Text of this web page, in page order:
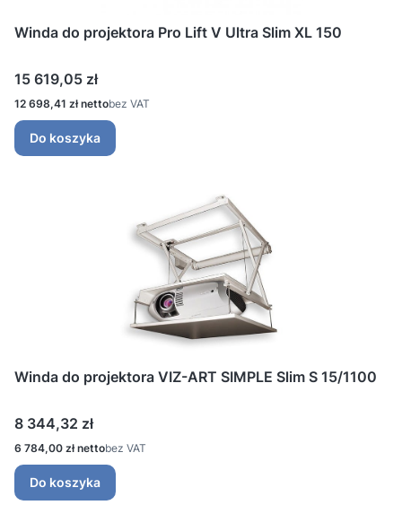
Winda do projektora Pro Lift V Ultra Slim XL 150
Cena
15 619,05 zł
Cena
12 698,41 zł bez VAT
Do koszyka
Winda do projektora VIZ-ART SIMPLE Slim S 15/1100
Cena
8 344,32 zł
Cena
6 784,00 zł bez VAT
Do koszyka